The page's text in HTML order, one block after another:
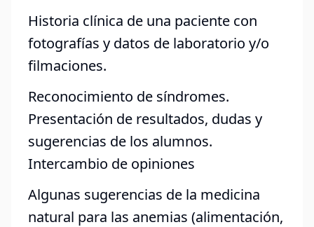
Historia clínica de una paciente con
fotografías y datos de laboratorio y/o
filmaciones.
Reconocimiento de síndromes.
Presentación de resultados, dudas y
sugerencias de los alumnos.
Intercambio de opiniones
Algunas sugerencias de la medicina
natural para las anemias (alimentación,